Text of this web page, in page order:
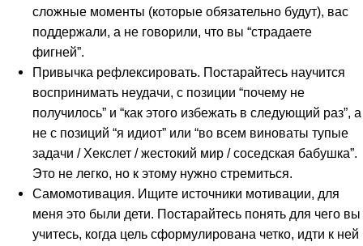
сложные моменты (которые обязательно будут), вас
поддержали, а не говорили, что вы “страдаете
фигней”.
Привычка рефлексировать. Постарайтесь научится
воспринимать неудачи, с позиции “почему не
получилось” и “как этого избежать в следующий раз”, а
не с позиций “я идиот” или “во всем виноваты тупые
задачи / Хекслет / жестокий мир / соседская бабушка”.
Это не легко, но к этому нужно стремиться.
Самомотивация. Ищите источники мотивации, для
меня это были дети. Постарайтесь понять для чего вы
учитесь, когда цель сформулирована четко, идти к ней